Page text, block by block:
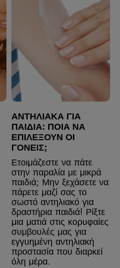
AΝΤΗΛΙΑΚΆ ΓΙΑ
ΠΑΙΔΙΆ: ΠΟΙΑ ΝΑ
ΕΠΙΛΈΞΟΥΝ ΟΙ
ΓΟΝΕΊΣ;
Ετοιμάζεστε να πάτε
στην παραλία με μικρά
παιδιά; Μην ξεχάσετε να
πάρετε μαζί σας το
σωστό αντηλιακό για
δραστήρια παιδιά! Ρίξτε
μια ματιά στις κορυφαίες
συμβουλές μας για
εγγυημένη αντηλιακή
προστασία που διαρκεί
όλη μέρα.